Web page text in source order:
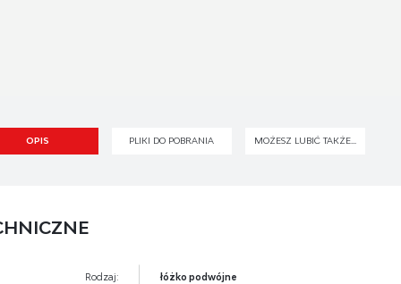
OPIS PLIKI DO POBRANIA MOŻESZ LUBIĆ TAKŻE...
Rodzaj: łóżko podwójne